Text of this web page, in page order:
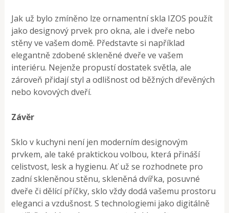
Jak už bylo zmíněno lze ornamentní skla IZOS použít
jako designový prvek pro okna, ale i dveře nebo
stěny ve vašem domě. Představte si například
elegantně zdobené skleněné dveře ve vašem
interiéru. Nejenže propustí dostatek světla, ale
zároveň přidají styl a odlišnost od běžných dřevěných
nebo kovových dveří.
Závěr
Sklo v kuchyni není jen moderním designovým
prvkem, ale také praktickou volbou, která přináší
celistvost, lesk a hygienu. Ať už se rozhodnete pro
zadní skleněnou stěnu, skleněná dvířka, posuvné
dveře či dělící příčky, sklo vždy dodá vašemu prostoru
eleganci a vzdušnost. S technologiemi jako digitálně